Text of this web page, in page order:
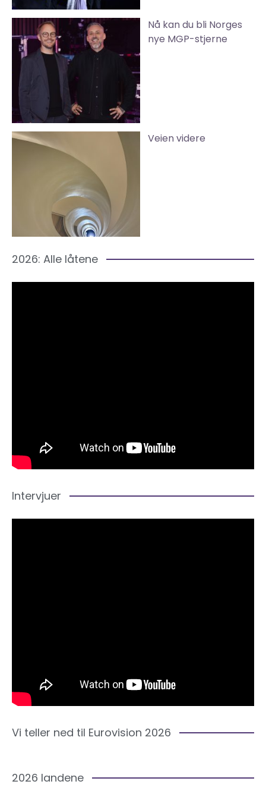
Nå kan du bli Norges
nye MGP-stjerne
Veien videre
2026: Alle låtene
Intervjuer
Vi teller ned til Eurovision 2026
2026 landene